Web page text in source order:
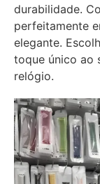
durabilidade.
perfeitamente
elegante.
toque único ao
relógio.